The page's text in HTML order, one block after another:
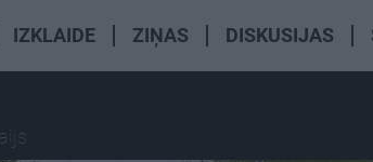
IZKLAIDE ZIŅAS DISKUSIJAS